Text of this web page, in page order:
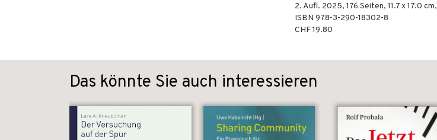
2. Aufl. 2025, 176 Seiten, 11.7 x 17.0 cm,
ISBN 978-3-290-18302-8
CHF 19.80
Das könnte Sie auch interessieren